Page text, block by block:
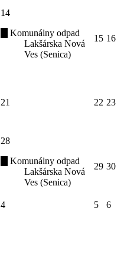
14
Komunálny odpad
Lakšárska Nová
Ves (Senica)
15 16
21 22 23
28
Komunálny odpad
Lakšárska Nová
Ves (Senica)
29 30
4 5
6